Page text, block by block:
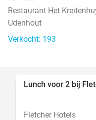
Restaurant Het
Udenhout
Verkocht: 193
Lunch voor 2 bij
Fletcher Hotels